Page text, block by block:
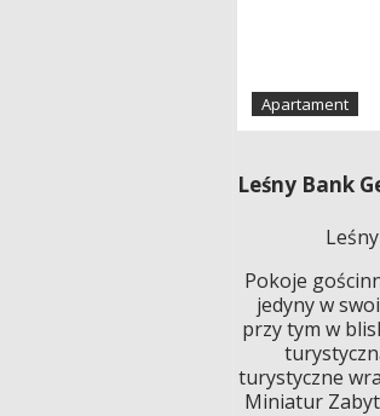
Apartament
Leśny Bank
Pokoje
jedyny w
przy tym w
turystyczne
Miniatur